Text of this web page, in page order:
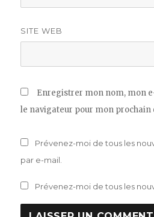
SITE WEB
Enregistrer mon nom, mon
le navigateur pour mon
Prévenez-moi de tous les
par e-mail.
Prévenez-moi de tous les